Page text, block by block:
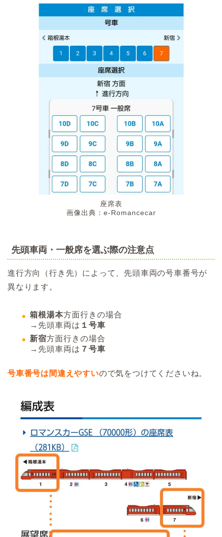
座席表
画像出典：e-Romancecar
先頭車両・一般席を選ぶ際の注意点
進行方向（行き先）によって、先頭車両の号車番号が
異なります。
箱根湯本方面行きの場合
→先頭車両は １号車
新宿方面行きの場合
→先頭車両は ７号車
号車番号は間違えやすいので気をつけてくださいね。